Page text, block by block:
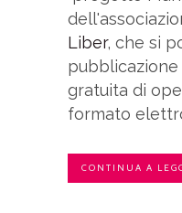
Liber, che si
pubblicazione
gratuita di
formato
CONTINUA A